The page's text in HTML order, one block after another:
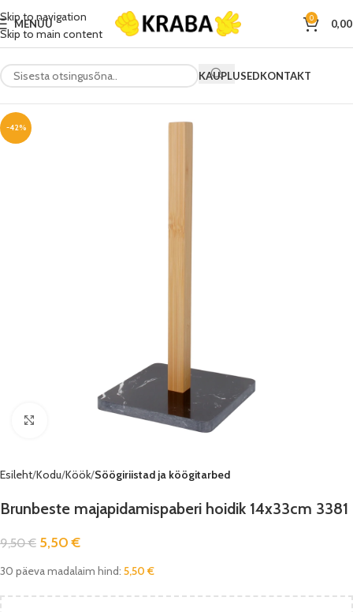
Skip to navigation
Skip to main content
MENÜÜ 0
KAUPLUSEDKONTAKT
-42%
Esileht Kodu Köök Söögiriistad ja köögitarbed
Brunbeste majapidamispaberi hoidik 14x33cm 3381
9,50€ 5,50€
30 päeva madalaim hind: 5,50 €